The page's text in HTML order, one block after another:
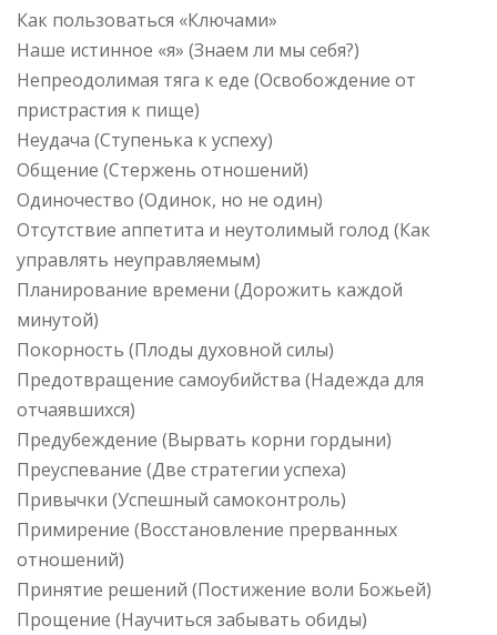
Как пользоваться «Ключами»
Наше истинное «я» (Знаем ли мы себя?)
Непреодолимая тяга к еде (Освобождение от
пристрастия к пище)
Неудача (Ступенька к успеху)
Общение (Стержень отношений)
Одиночество (Одинок, но не один)
Отсутствие аппетита и неутолимый голод (Как
управлять неуправляемым)
Планирование времени (Дорожить каждой
минутой)
Покорность (Плоды духовной силы)
Предотвращение самоубийства (Надежда для
отчаявшихся)
Предубеждение (Вырвать корни гордыни)
Преуспевание (Две стратегии успеха)
Привычки (Успешный самоконтроль)
Примирение (Восстановление прерванных
отношений)
Принятие решений (Постижение воли Божьей)
Прощение (Научиться забывать обиды)